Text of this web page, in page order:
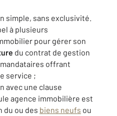
simple, sans exclusivité.
à plusieurs
pour gérer son
du contrat de gestion
offrant
service ;
avec une clause
agence immobilière est
du ou des biens neufs ou